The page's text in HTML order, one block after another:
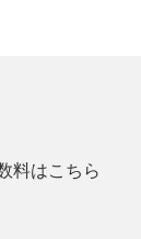
料はこちら